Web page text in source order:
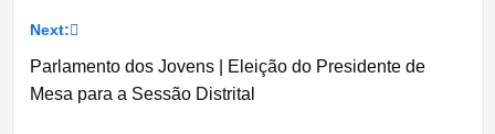
artigos
Next:
Parlamento dos Jovens | Eleição do Presidente de
Mesa para a Sessão Distrital